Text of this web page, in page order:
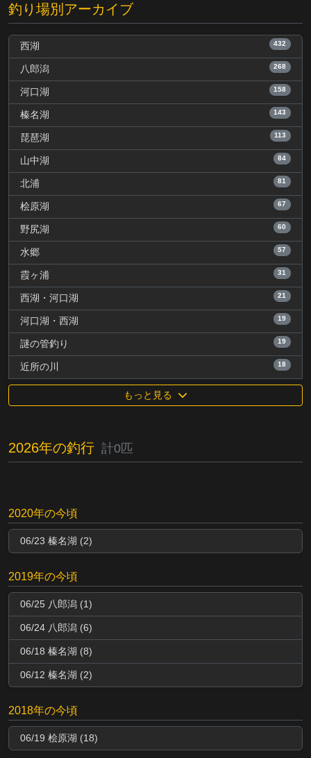
釣り場別アーカイブ
西湖 432
八郎潟 268
河口湖 158
榛名湖 143
琵琶湖 113
山中湖 84
北浦 81
桧原湖 67
野尻湖 60
水郷 57
霞ヶ浦 31
西湖・河口湖 21
河口湖・西湖 19
謎の管釣り 19
近所の川 18
もっと見る
2026年の釣行 計0匹
2020年の今頃
06/23 榛名湖 (2)
2019年の今頃
06/25 八郎潟 (1)
06/24 八郎潟 (6)
06/18 榛名湖 (8)
06/12 榛名湖 (2)
2018年の今頃
06/19 桧原湖 (18)